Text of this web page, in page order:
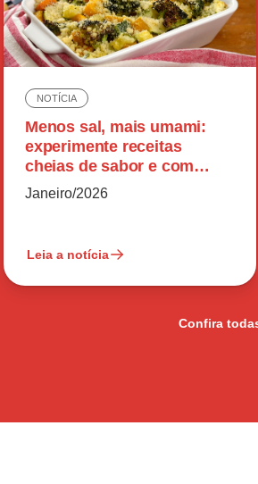
NOTÍCIA
Menos sal, mais umami:
experimente receitas
cheias de sabor e com
sódio reduzido
Janeiro/2026
Leia a notícia
Confira